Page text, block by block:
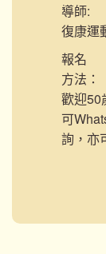
導師:
復康運
報名
方法：
歡迎50
可
詢，亦